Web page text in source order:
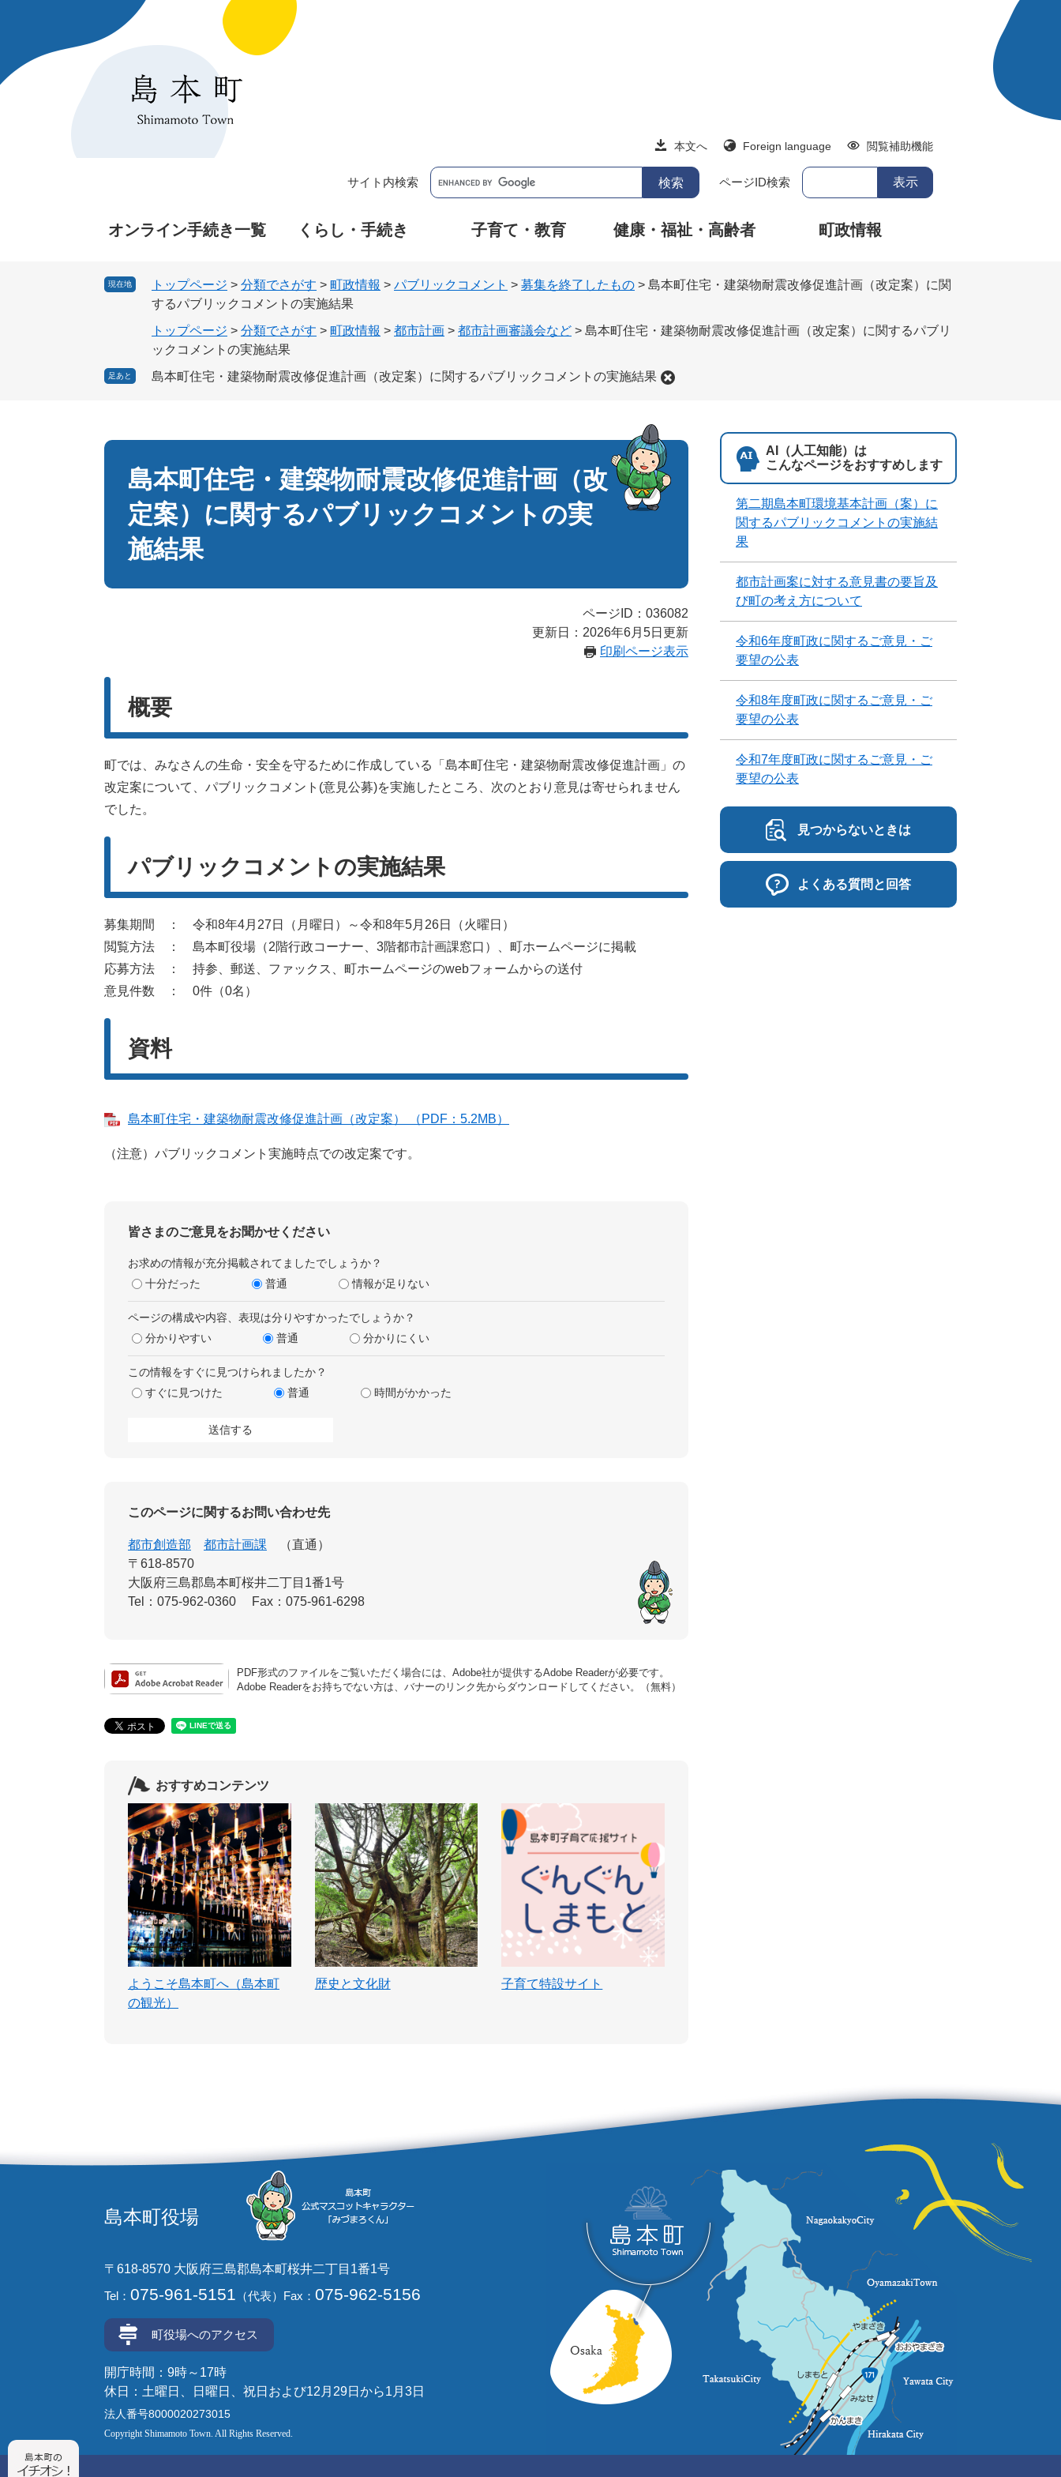
先
を
本文へ Foreign language 閲覧補助機能
サイト内検索 ページID検索
オンライン手続き一覧 くらし・手続き 子育て・教育 健康・福祉・高齢者 町政情報
現在地 トップページ > 分類でさがす > 町政情報 > パブリックコメント > 募集を終了したもの > 島本町住宅・建築物耐震改修促進計画（改定案）に関
するパブリックコメントの実施結果
トップページ > 分類でさがす > 町政情報 > 都市計画 > 都市計画審議会など > 島本町住宅・建築物耐震改修促進計画（改定案）に関するパブリ
ックコメントの実施結果
足あと 島本町住宅・建築物耐震改修促進計画（改定案）に関するパブリックコメントの実施結果
島本町住宅・建築物耐震改修促進計画（改
定案）に関するパブリックコメントの実
施結果
ページID：036082
更新日：2026年6月5日更新
印刷ページ表示
概要
町では、みなさんの生命・安全を守るために作成している「島本町住宅・建築物耐震改修促進計画」の
改定案について、パブリックコメント(意見公募)を実施したところ、次のとおり意見は寄せられません
でした。
パブリックコメントの実施結果
募集期間 ： 令和8年4月27日（月曜日）～令和8年5月26日（火曜日）
閲覧方法 ： 島本町役場（2階行政コーナー、3階都市計画課窓口）、町ホームページに掲載
応募方法 ： 持参、郵送、ファックス、町ホームページのwebフォームからの送付
意見件数 ： 0件（0名）
資料
島本町住宅・建築物耐震改修促進計画（改定案） （PDF：5.2MB）
​（注意）パブリックコメント実施時点での改定案です。
皆さまのご意見をお聞かせください
お求めの情報が充分掲載されてましたでしょうか？
十分だった
普通 情報が足りない
ページの構成や内容、表現は分りやすかったでしょうか？
分かりやすい
普通 分かりにくい
この情報をすぐに見つけられましたか？
すぐに見つけた
普通 時間がかかった
このページに関するお問い合わせ先
都市創造部 都市計画課
直通
〒618-8570
大阪府三島郡島本町桜井二丁目1番1号
Tel：075-962-0360
Fax：075-961-6298
PDF形式のファイルをご覧いただく場合には、Adobe社が提供するAdobe Readerが必要です。
Adobe Readerをお持ちでない方は、バナーのリンク先からダウンロードしてください。（無料）
おすすめコンテンツ
ようこそ島本町へ（島本町
の観光）
歴史と文化財 子育て特設サイト
AI（人工知能）は
こんなページをおすすめします
第二期島本町環境基本計画（案）に
関するパブリックコメントの実施結
果
都市計画案に対する意見書の要旨及
び町の考え方について
令和6年度町政に関するご意見・ご
要望の公表
令和8年度町政に関するご意見・ご
要望の公表
令和7年度町政に関するご意見・ご
要望の公表
見つからないときは
よくある質問と回答
島本町役場
〒618-8570 大阪府三島郡島本町桜井二丁目1番1号
Tel： 075-961-5151 （代表） Fax： 075-962-5156
町役場へのアクセス
開庁時間：9時～17時
休日：土曜日、日曜日、祝日および12月29日から1月3日
法人番号8000020273015
Copyright Shimamoto Town. All Rights Reserved.